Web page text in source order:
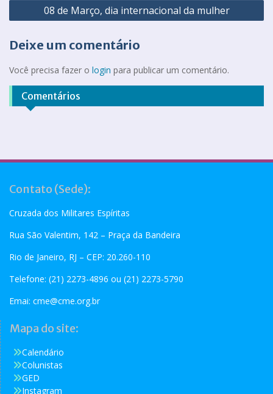
08 de Março, dia internacional da mulher
Deixe um comentário
Você precisa fazer o login para publicar um comentário.
Comentários
Contato (Sede):
Cruzada dos Militares Espíritas
Rua São Valentim, 142 – Praça da Bandeira
Rio de Janeiro, RJ – CEP: 20.260-110
Telefone: (21) 2273-4896 ou (21) 2273-5790
Emai: cme@cme.org.br
Mapa do site:
Calendário
Colunistas
GED
Instagram